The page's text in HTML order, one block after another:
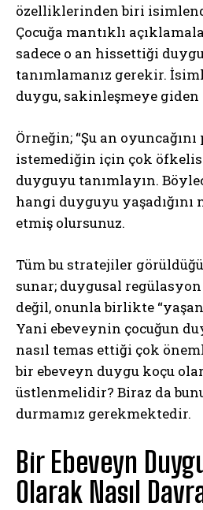
özelliklerinden biri
Çocuğa mantıklı
sadece o an hissettiği
tanımlamanız gerekir.
duygu, sakinleşmeye giden
Örneğin; “Şu an
istemediğin için çok
duyguyu tanımlayın.
hangi duyguyu
etmiş olursunuz.
Tüm bu stratejiler
sunar; duygusal regülasyon
değil, onunla birlikte
Yani ebeveynin çocuğun
nasıl temas ettiği çok
bir ebeveyn duygu koçu
üstlenmelidir? Biraz da
durmamız gerekmektedir.
Bir Ebeveyn
Olarak Nasıl